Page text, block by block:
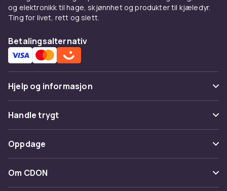
Kombiner med
Suppler med gensere
damesko.
Kjøp på CDON
Utforskdameklær
og elektronikk til hage, skjønnhet og produkter til kjæledyr.
Ting for livet, rett og slett.
Betalingsalternativ
Hjelp og informasjon
Vanlige spørsmål
Spor pakke
Angre & returner her
Kontakt oss
Handle trygt
Betaling
Levering
Oppdage
Kategorier
Om CDON